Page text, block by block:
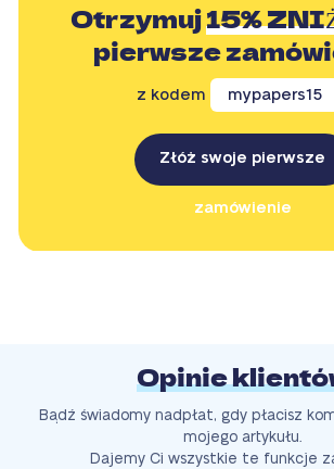
Otrzymuj15%
pierwsze
z kodem mypapers15
Złóż swoje pierwsze
zamówienie
Opinie
Bądź świadomy nadpłat, gdy płacisz
mojego artykułu.
Dajemy Ci wszystkie te funkcje